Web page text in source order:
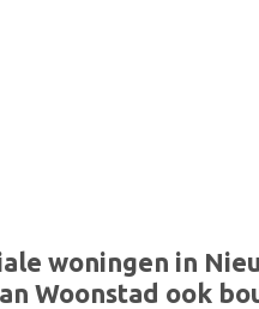
woningen in
Woonstad ook